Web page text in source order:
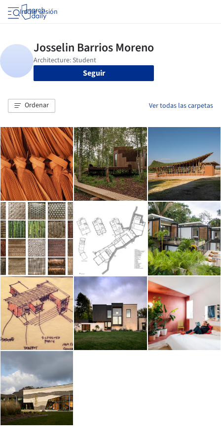
Iniciar sesión
Seguir
Ordenar Ver todas las carpetas